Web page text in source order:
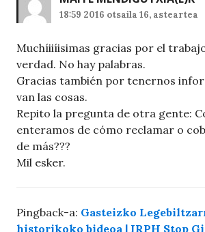
18:59 2016 otsaila 16, asteartea
Muchíiiíisimas gracias por el
verdad. No hay palabras.
Gracias también por tenernos
van las cosas.
Repito la pregunta de otra gente:
enteramos de cómo reclamar o
de más???
Mil esker.
Pingback-a: Gasteizko
historikoko bideoa | IRPH Stop